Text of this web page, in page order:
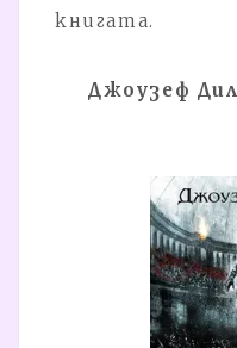
книгата.
Джоузеф